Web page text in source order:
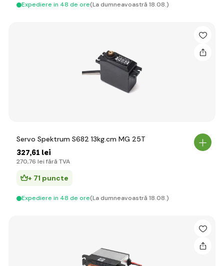
Expediere in 48 de ore(La dumneavoastră 18.08.)
Servo Spektrum S682 13kg.cm MG 25T
327,61 lei
270,76 lei fără TVA
+ 71 puncte
Expediere in 48 de ore(La dumneavoastră 18.08.)